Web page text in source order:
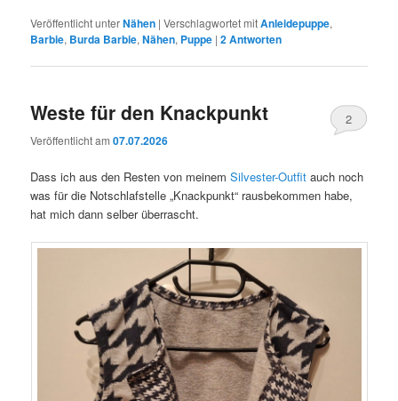
Veröffentlicht unterNähen |Verschlagwortet mitAnleidepuppe,
Barbie, Burda Barbie,Nähen, Puppe |2Antworten
Weste für den Knackpunkt
Veröffentlicht am07.07.2026
2
Dass ich aus den Resten von meinemSilvester-Outfit auch noch
was für die Notschlafstelle „Knackpunkt“ rausbekommen habe,
hat mich dann selber überrascht.